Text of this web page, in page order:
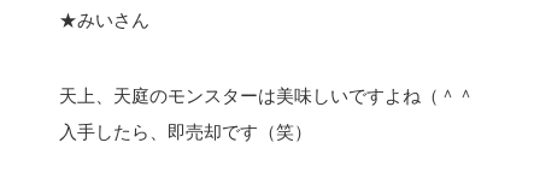
★みいさん
天上、天庭のモンスターは美味しいですよね（＾＾
入手したら、即売却です（笑）